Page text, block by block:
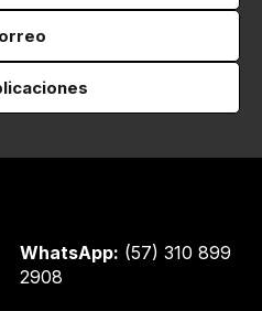
WhatsApp: (57) 310 899
2908